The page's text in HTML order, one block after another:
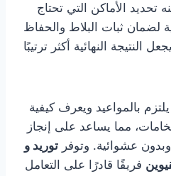
تحديد الأماكن التي تحتاج
لضمان ثبات البلاط والحفاظ
النهائية أكثر ترتيبًا
بالمواعيد ويعرف كيفية
مما يساعد على إنجاز
عشوائية. وتوفر توريد و
فريقًا قادرًا على التعامل